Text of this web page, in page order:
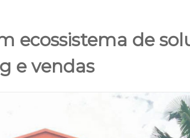
ecossistema de
e vendas